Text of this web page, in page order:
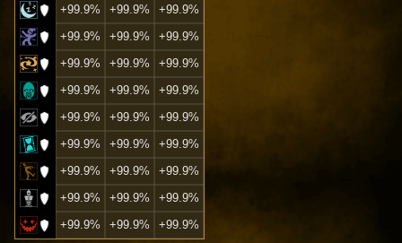
+99.9% +99.9%
+99.9%
+99.9%
+99.9%
+99.9%
+99.9%
+99.9%
+99.9%
+99.9%
+99.9%
+99.9%
+99.9%
+99.9%
+99.9%
+99.9%
+99.9%
+99.9%
+99.9%
+99.9%
+99.9%
+99.9%
+99.9%
+99.9%
+99.9%
+99.9% +99.9%